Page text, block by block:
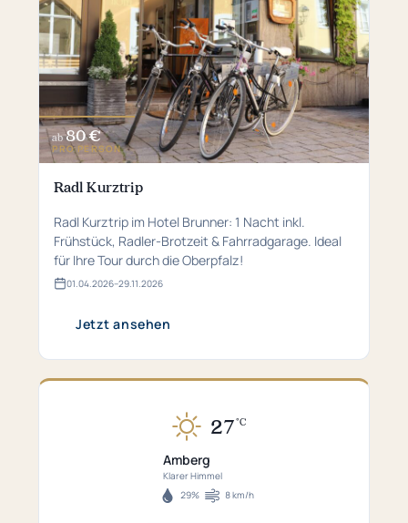
ab 80 €
PRO PERSON
Radl Kurztrip
Radl Kurztrip im Hotel Brunner: 1 Nacht inkl.
Frühstück, Radler-Brotzeit & Fahrradgarage. Ideal
für Ihre Tour durch die Oberpfalz!
01.​04.​2026–29.​11.​2026
Gültig
11.​
Jetzt ansehen
27°C
Aktuell
27°C
in
Amberg
Amberg
Klarer Himmel
29%
Luftfeuchtigkeit
8 km/h
Windgeschwindigkeit